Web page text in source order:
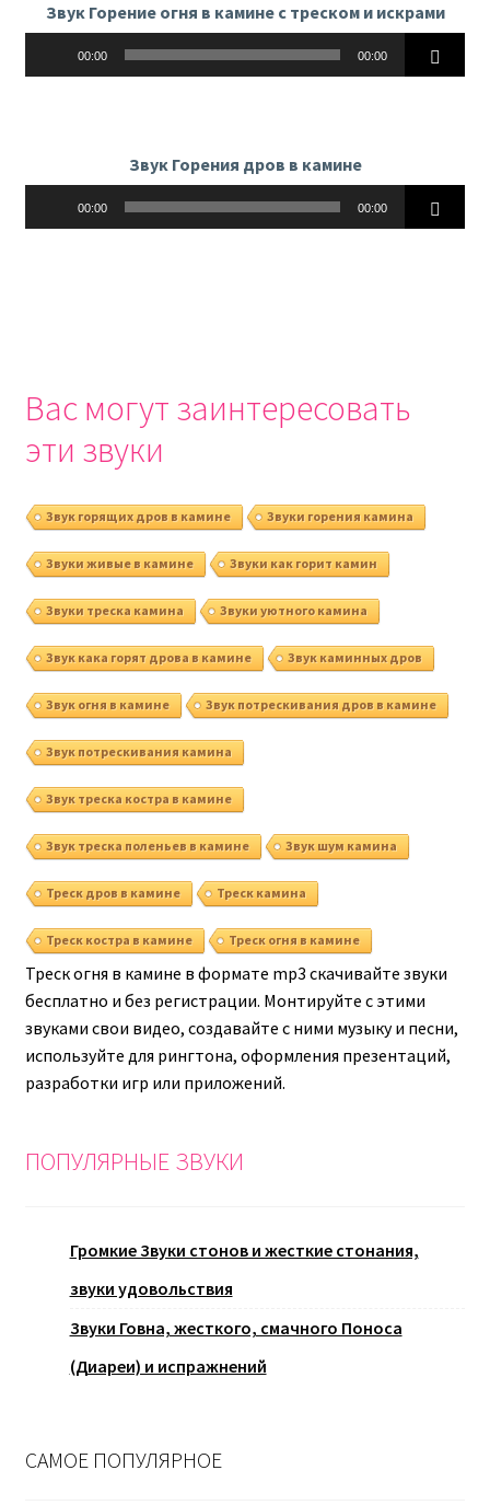
Звук Горение огня в камине с треском и искрами
00:00 00:00
Звук Горения дров в камине
00:00 00:00
Вас могут заинтересовать
эти звуки
Звук горящих дров в камине Звуки горения камина
Звуки живые в камине Звуки как горит камин
Звуки треска камина Звуки уютного камина
Звук кака горят дрова в камине Звук каминных дров
Звук огня в камине Звук потрескивания дров в камине
Звук потрескивания камина
Звук треска костра в камине
Звук треска поленьев в камине Звук шум камина
Треск дров в камине Треск камина
Треск костра в камине Треск огня в камине
Треск огня в камине в формате mp3 скачивайте звуки
бесплатно и без регистрации. Монтируйте с этими
звуками свои видео, создавайте с ними музыку и песни,
используйте для рингтона, оформления презентаций,
разработки игр или приложений.
ПОПУЛЯРНЫЕ ЗВУКИ
Громкие Звуки стонов и жесткие стонания,
звуки удовольствия
Звуки Говна, жесткого, смачного Поноса
(Диареи) и испражнений
САМОЕ ПОПУЛЯРНОЕ